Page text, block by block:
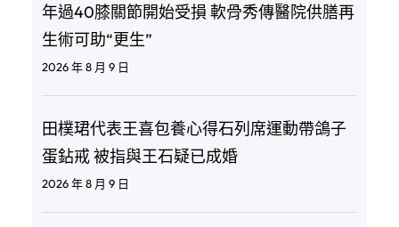
年過40膝關節開始受損 軟骨秀傳醫院供膳再
生術可助“更生”
2026 年 8 月 9 日
田樸珺代表王喜包養心得石列席運動帶鴿子
蛋鉆戒 被指與王石疑已成婚
2026 年 8 月 9 日